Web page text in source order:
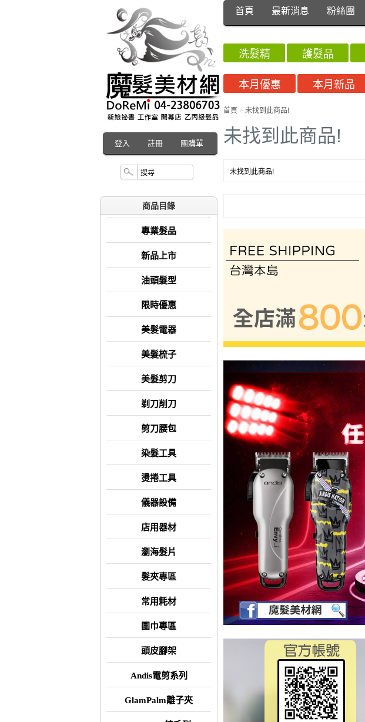
登入 註冊 團購單
首頁 最新消息 粉絲團
商品目錄
專業髮品
新品上市
油頭髮型
限時優惠
美髮電器
美髮梳子
美髮剪刀
剃刀削刀
剪刀腰包
染髮工具
燙捲工具
儀器設備
店用器材
瀏海髮片
髮夾專區
常用耗材
圍巾專區
頭皮腳架
Andis電剪系列
GlamPalm離子夾
洗髮精 護髮品
本月優惠
本月新品
首頁 > 未找到此商品!
未找到此商品!
未找到此商品!